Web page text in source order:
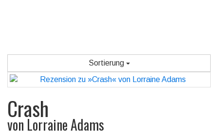
Sortierung
Crash
von Lorraine Adams